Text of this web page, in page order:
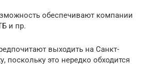
обеспечивают компании
и пр.
выходить на Санкт-
поскольку это нередко обходится